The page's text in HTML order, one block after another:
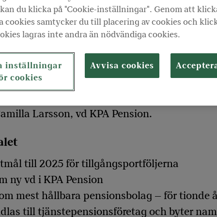
sig och KPA Pension stärkte
kapital och ökad
kunders pensionskapital genom
och miljö i linje med vår vision om
Larsson, vd KPA Pension.
till 2025 för tillgångsportföljerna
ny vd i KPA Pension
mest hållbara pensionsbolag – för tionde
till tjänstepensionsföretag och byter
du klicka på "Cookie-inställningar". Genom att
cookies samtycker du till placering av cookies och
lagras inte andra än nödvändiga cookies.
inställningar
cookies
Avvisa cookies